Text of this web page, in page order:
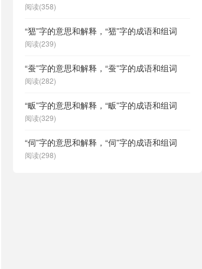
阅读(358)
“峱”字的意思和解释，“峱”字的成语和组词
阅读(239)
“蚕”字的意思和解释，“蚕”字的成语和组词
阅读(282)
“畈”字的意思和解释，“畈”字的成语和组词
阅读(329)
“伺”字的意思和解释，“伺”字的成语和组词
阅读(298)